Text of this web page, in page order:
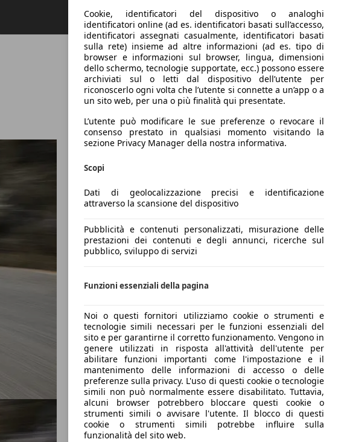
Cookie, identificatori del dispositivo o analoghi
identificatori online (ad es. identificatori basati sull’accesso,
identificatori assegnati casualmente, identificatori basati
sulla rete) insieme ad altre informazioni (ad es. tipo di
browser e informazioni sul browser, lingua, dimensioni
dello schermo, tecnologie supportate, ecc.) possono essere
archiviati sul o letti dal dispositivo dell’utente per
riconoscerlo ogni volta che l’utente si connette a un’app o a
un sito web, per una o più finalità qui presentate.
L’utente può modificare le sue preferenze o revocare il
consenso prestato in qualsiasi momento visitando la
sezione Privacy Manager della nostra informativa.
Scopi
Dati di geolocalizzazione precisi e identificazione
attraverso la scansione del dispositivo
Pubblicità e contenuti personalizzati, misurazione delle
prestazioni dei contenuti e degli annunci, ricerche sul
pubblico, sviluppo di servizi
Funzioni essenziali della pagina
Noi o questi fornitori utilizziamo cookie o strumenti e
tecnologie simili necessari per le funzioni essenziali del
sito e per garantirne il corretto funzionamento. Vengono in
genere utilizzati in risposta all'attività dell'utente per
abilitare funzioni importanti come l'impostazione e il
mantenimento delle informazioni di accesso o delle
preferenze sulla privacy. L'uso di questi cookie o tecnologie
simili non può normalmente essere disabilitato. Tuttavia,
alcuni browser potrebbero bloccare questi cookie o
strumenti simili o avvisare l'utente. Il blocco di questi
cookie o strumenti simili potrebbe influire sulla
funzionalità del sito web.